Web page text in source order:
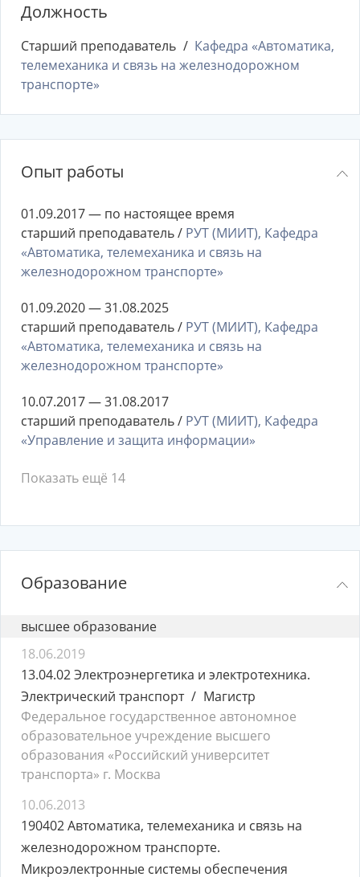
Должность
Старший преподаватель
Кафедра «Автоматика,
телемеханика и связь на железнодорожном
транспорте»
Опыт работы
01.09.2017 — по настоящее время
старший преподаватель / РУТ (МИИТ), Кафедра
«Автоматика, телемеханика и связь на
железнодорожном транспорте»
01.09.2020 — 31.08.2025
старший преподаватель / РУТ (МИИТ), Кафедра
«Автоматика, телемеханика и связь на
железнодорожном транспорте»
10.07.2017 — 31.08.2017
старший преподаватель / РУТ (МИИТ), Кафедра
«Управление и защита информации»
Показать ещё 14
Образование
высшее образование
18.06.2019
13.04.02 Электроэнергетика и электротехника.
Электрический транспорт
Магистр
Федеральное государственное автономное
образовательное учреждение высшего
образования «Российский университет
транспорта» г. Москва
10.06.2013
190402 Автоматика, телемеханика и связь на
железнодорожном транспорте.
Микроэлектронные системы обеспечения